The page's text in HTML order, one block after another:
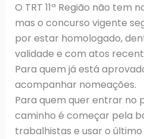
O TRT 11ª Região não tem
mas o concurso vigente
por estar homologado,
validade e com atos
Para quem já está
acompanhar nomeações.
Para quem quer entrar no
caminho é começar pela
trabalhistas e usar o